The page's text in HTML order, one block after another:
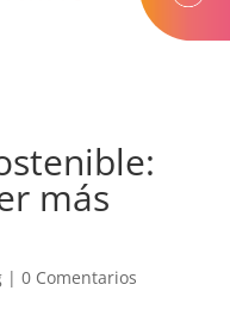
más
| 0 Comentarios